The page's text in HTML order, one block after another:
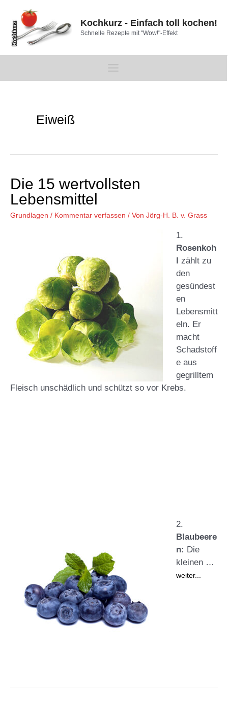
Inhalt
springen
Kochkurz - Einfach toll kochen!
Schnelle Rezepte mit "Wow!"-Effekt
Main
Eiweiß
Die 15 wertvollsten
Lebensmittel
Grundlagen / Kommentar verfassen / Von Jörg-H. B. v. Grass
1.
Rosenkoh
l zählt zu
den
gesündest
en
Lebensmitt
eln. Er
macht
Schadstoff
e aus
gegrilltem
Fleisch unschädlich und schützt so vor Krebs.
2.
Blaubeere
n: Die
kleinen …
weiter...